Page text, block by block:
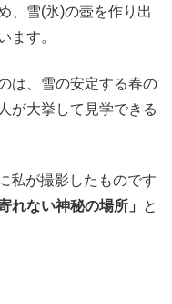
、雪(氷)の壺を作り出
ます。
は、雪の安定する春の
が大挙して見学できる
私が撮影したものです
れない神秘の場所」
と